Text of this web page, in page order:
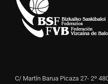
C/ Martín Barua Picaza 27- 2º